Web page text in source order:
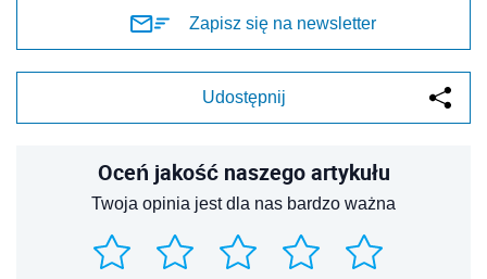
Zapisz się na newsletter
Udostępnij
Oceń jakość naszego artykułu
Twoja opinia jest dla nas bardzo ważna